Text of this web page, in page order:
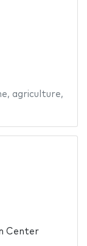
, agriculture,
Center